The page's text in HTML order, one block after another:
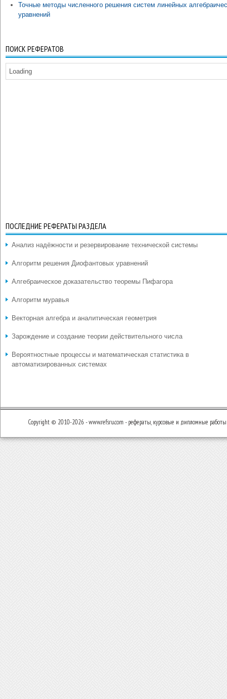
Точные методы численного решения систем линейных
уравнений
ПОИСК РЕФЕРАТОВ
Loading
ПОСЛЕДНИЕ РЕФЕРАТЫ РАЗДЕЛА
Анализ надёжности и резервирование технической системы
Алгоритм решения Диофантовых уравнений
Алгебраическое доказательство теоремы Пифагора
Алгоритм муравья
Векторная алгебра и аналитическая геометрия
Зарождение и создание теории действительного числа
Вероятностные процессы и математическая статистика в
автоматизированных системах
Copyright © 2010-2026 - www.refsru.com - рефераты, курсовые и дипломные работы